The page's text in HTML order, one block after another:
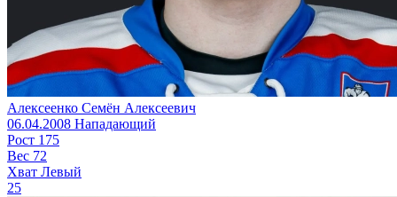
Алексеенко Семён Алексеевич
06.04.2008 Нападающий
Рост 175
Вес 72
Хват Левый
25